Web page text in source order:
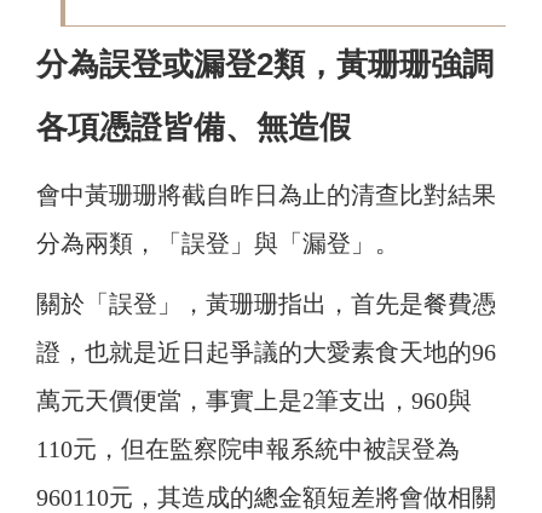
分為誤登或漏登2類，黃珊珊強調
各項憑證皆備、無造假
會中黃珊珊將截自昨日為止的清查比對結果
分為兩類，「誤登」與「漏登」。
關於「誤登」，黃珊珊指出，首先是餐費憑
證，也就是近日起爭議的大愛素食天地的96
萬元天價便當，事實上是2筆支出，960與
110元，但在監察院申報系統中被誤登為
960110元，其造成的總金額短差將會做相關